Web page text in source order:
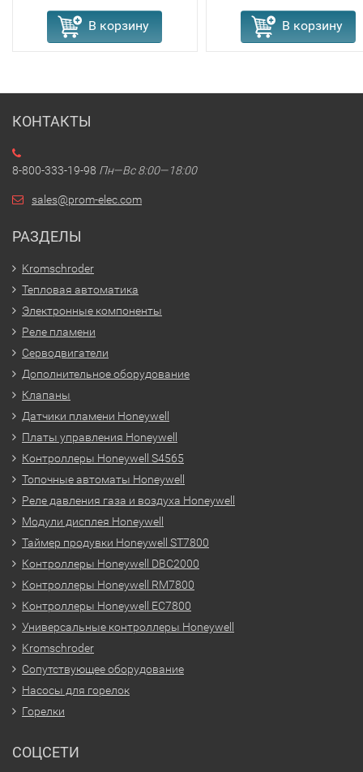
В корзину В корзину
КОНТАКТЫ
8-800-333-19-98 Пн—Вс 8:00—18:00
sales@prom-elec.com
РАЗДЕЛЫ
Kromschroder
Тепловая автоматика
Электронные компоненты
Реле пламени
Серводвигатели
Дополнительное оборудование
Клапаны
Датчики пламени Honeywell
Платы управления Honeywell
Контроллеры Honeywell S4565
Топочные автоматы Honeywell
Реле давления газа и воздуха Honeywell
Модули дисплея Honeywell
Таймер продувки Honeywell ST7800
Контроллеры Honeywell DBC2000
Контроллеры Honeywell RM7800
Контроллеры Honeywell EC7800
Универсальные контроллеры Honeywell
Kromschroder
Сопутствующее оборудование
Насосы для горелок
Горелки
СОЦСЕТИ